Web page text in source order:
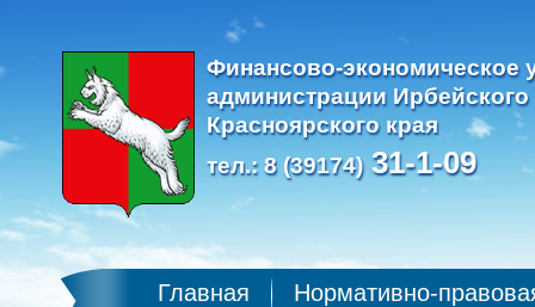
Финансово-экономическое
администрации Ирбейского
Красноярского края
тел.: 8 (39174)31-1-09
Главная Нормативно-